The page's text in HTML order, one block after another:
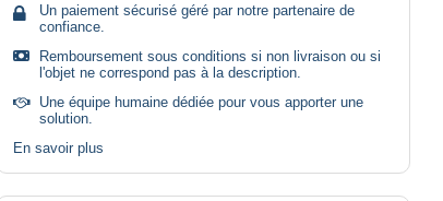
Un paiement sécurisé géré par notre partenaire de
confiance.
Remboursement sous conditions si non livraison ou si
l'objet ne correspond pas à la description.
Une équipe humaine dédiée pour vous apporter une
solution.
En savoir plus